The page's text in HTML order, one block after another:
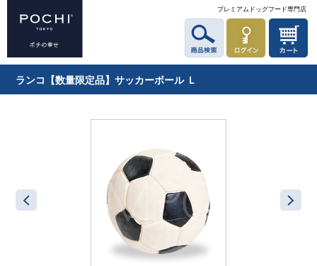
プレミアムドッグフード専門店
ランコ【数量限定品】サッカーボール Ｌ